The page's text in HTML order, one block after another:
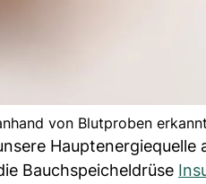
von Blutproben
Bauchspeicheldrüse